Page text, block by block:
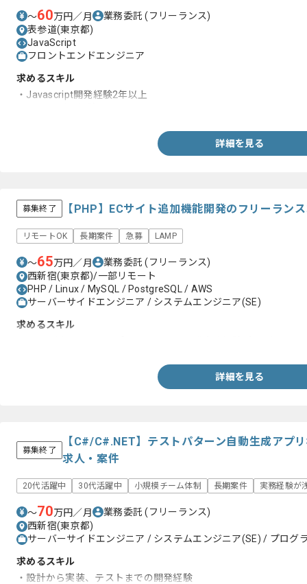
〜60万円／月 業務委託(フリーランス)
表参道(東京都)
JavaScript
フロントエンドエンジニア
求めるスキル
・Javascript開発経験2年以上
詳細を見る
募集終了 【PHP】ECサイト追加機能開発のフリーラン
リモートOK 長期案件 急募 LAMP
〜65万円／月 業務委託(フリーランス)
西新宿(東京都)/一部リモート
PHP / Linux / MySQL / PostgreSQL / AWS
サーバーサイドエンジニア / システムエンジニア(SE)
求めるスキル
詳細を見る
募集終了
【C#/C#.NET】テストパターン自動生成アプ
求人・案件
20代活躍中 30代活躍中 小規模チーム体制 長期案件 実務経験が
〜70万円／月 業務委託(フリーランス)
西新宿(東京都)
サーバーサイドエンジニア / システムエンジニア(SE) / プログ
求めるスキル
・設計から実装、テストまでの開発経験